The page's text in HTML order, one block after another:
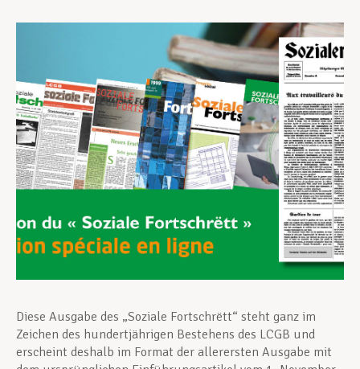
Unterstützung im Privatleben
Berufliche Weiterentwicklung
Mitglied werden
Aktuell
Diese Ausgabe des „Soziale Fortschrëtt“ steht ganz im
Zeichen des hundertjährigen Bestehens des LCGB und
erscheint deshalb im Format der allerersten Ausgabe mit